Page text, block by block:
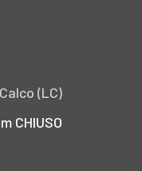
(LC)
CHIUSO